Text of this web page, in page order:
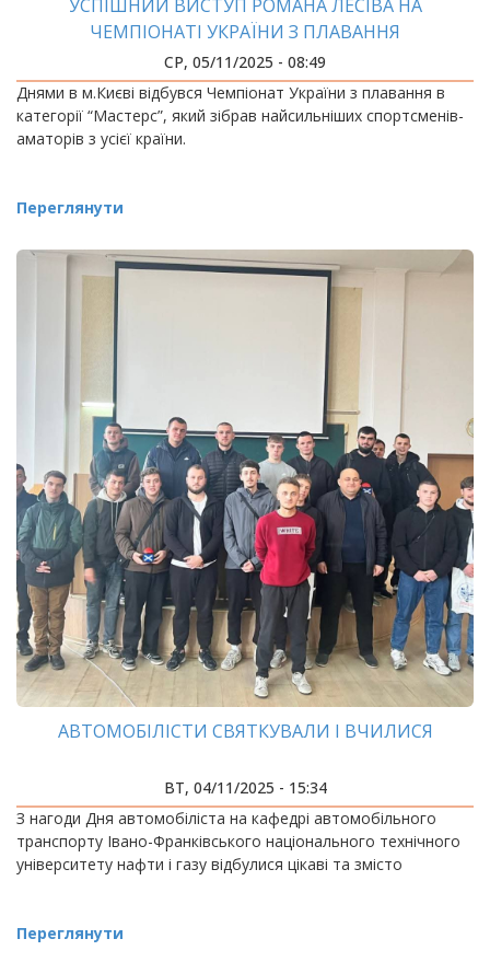
УСПІШНИЙ ВИСТУП РОМАНА ЛЕСІВА НА
ЧЕМПІОНАТІ УКРАЇНИ З ПЛАВАННЯ
СР, 05/11/2025 - 08:49
Днями в м.Києві відбувся Чемпіонат України з плавання в
категорії “Мастерс”, який зібрав найсильніших спортсменів-
аматорів з усієї країни.
Переглянути
АВТОМОБІЛІСТИ СВЯТКУВАЛИ І ВЧИЛИСЯ
ВТ, 04/11/2025 - 15:34
З нагоди Дня автомобіліста на кафедрі автомобільного
транспорту Івано-Франківського національного технічного
університету нафти і газу відбулися цікаві та змісто
Переглянути